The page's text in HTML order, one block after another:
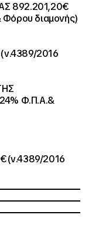
892.201,20€
διαμονής)
2016
Φ.Π.Α.&
2016